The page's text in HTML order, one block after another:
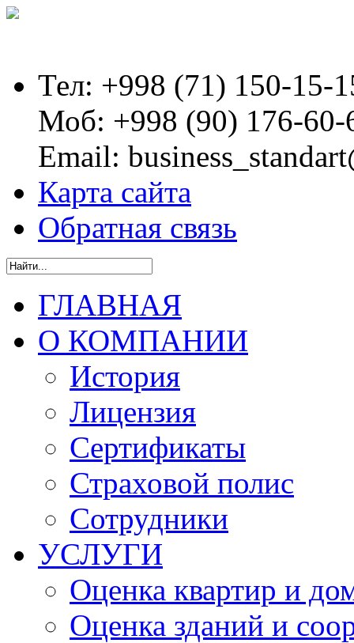
Тел: +998 (71) 150-15-
Моб: +998 (90) 176-60-
Email:
Карта сайта
Обратная связь
ГЛАВНАЯ
О КОМПАНИИ
История
Лицензия
Сертификаты
Страховой полис
Сотрудники
УСЛУГИ
Оценка квартир и
Оценка зданий и